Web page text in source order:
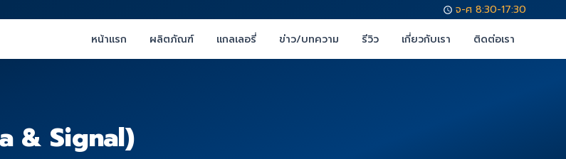
จ-ศ 8:30-17:30
หน้าแรก
ผลิตภัณฑ์ แกลเลอรี่ ข่าว/บทความ รีวิว เกี่ยวกับเรา ติดต่อเรา
& Signal)